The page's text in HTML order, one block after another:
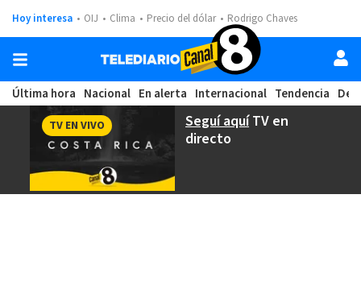
Hoy interesa OIJ Clima Precio del dólar Rodrigo Chaves
Última hora Nacional En alerta Internacional Tendencia
Seguí aquíTV en
directo
TV EN VIVO